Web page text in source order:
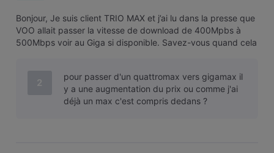
Bonjour, Je suis client TRIO MAX et j’ai lu dans la presse que
VOO allait passer la vitesse de download de 400Mpbs à
500Mbps voir au Giga si disponible. Savez-vous quand cela
2
pour passer d'un quattromax vers gigamax il
y a une augmentation du prix ou comme j'ai
déjà un max c'est compris dedans ?